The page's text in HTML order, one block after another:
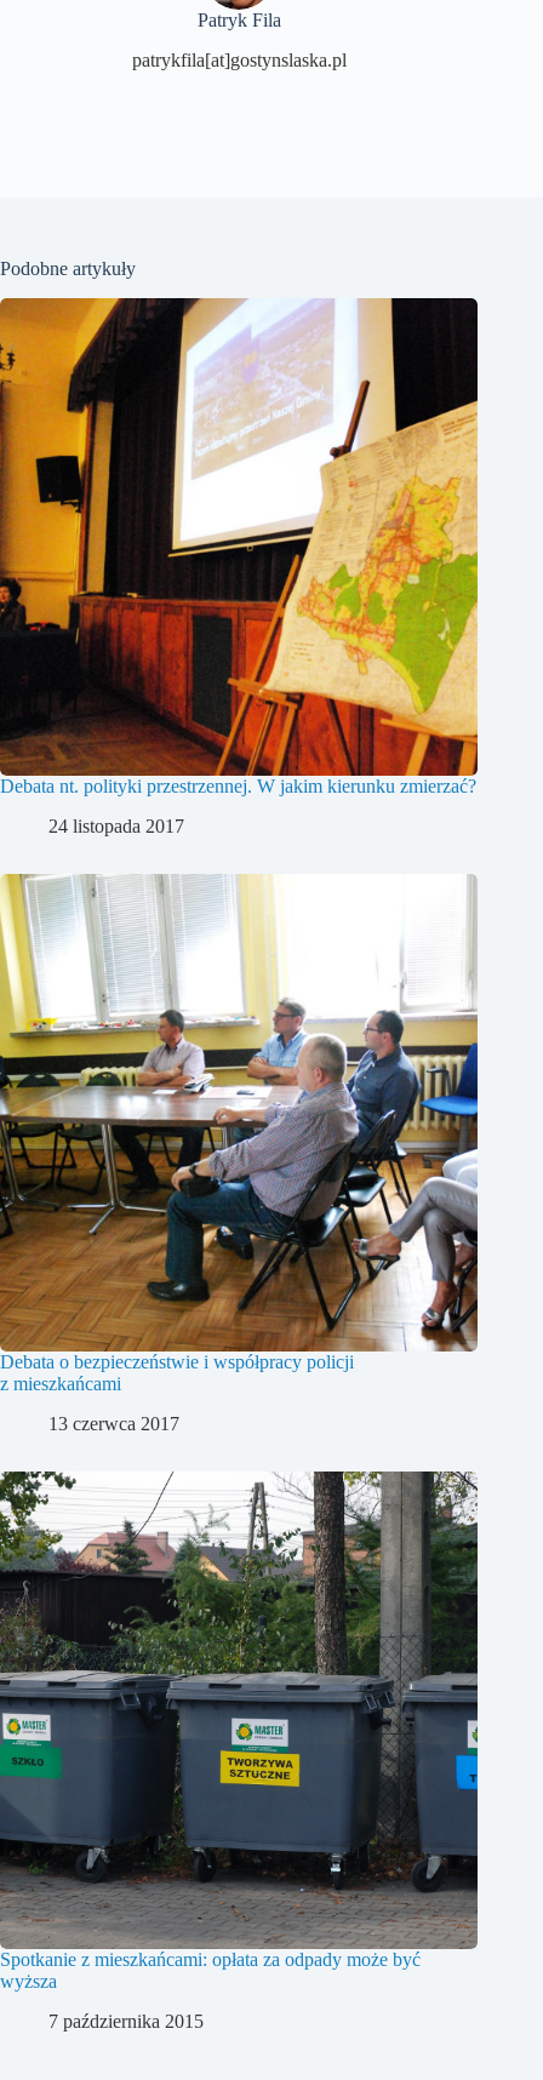
Patryk Fila
patrykfila[at]gostynslaska.pl
Podobne artykuły
Debata nt. polityki przestrzennej. W jakim kierunku zmierzać?
24 listopada 2017
Debata o bezpieczeństwie i współpracy policji
z mieszkańcami
13 czerwca 2017
Spotkanie z mieszkańcami: opłata za odpady może być
wyższa
7 października 2015